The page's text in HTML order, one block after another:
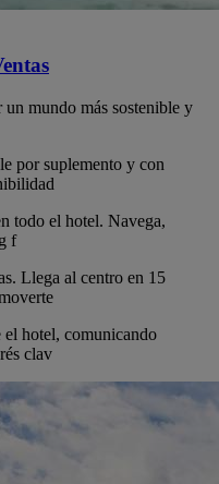
mundo más sostenible y
por suplemento y con
todo el hotel. Navega,
f
Llega al centro en 15
el hotel, comunicando
clav